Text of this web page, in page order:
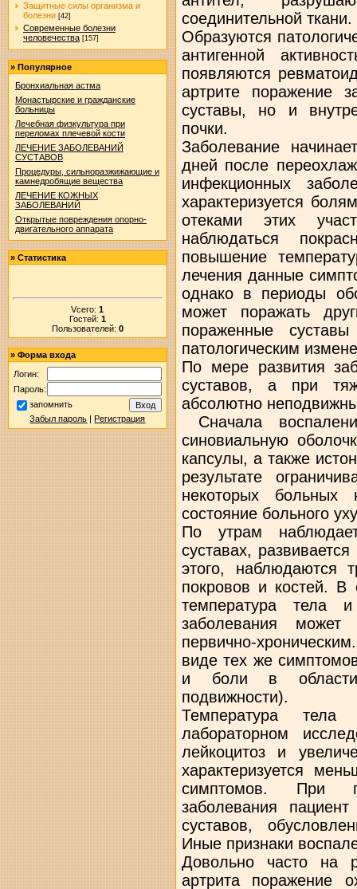
Защитные силы организма и
болезни [42]
Современные болезни
человечества [157]
» Популярное
Бронхиальная астма
Монастырские и гражданские
больницы
Лечебная физкультура при
переломах плечевой кости
ЛЕЧЕНИЕ ЗАБОЛЕВАНИЙ
СУСТАВОВ
Процедуры, сильноразжижающие и
камнедробящие вещества
ЛЕЧЕНИЕ КОЖНЫХ
ЗАБОЛЕВАНИЙ
Открытые повреждения опорно-
двигательного аппарата
» Статистика
Vсего:1
Гостей: 1
Пользователей: 0
» Форма входа
Логин:
Пароль:
запомнить
Забыл пароль |Регистрация
соединительной ткани.
Образуются
антигенной
появляются
артрите поражение
суставы, но и
почки.
Заболевание
дней после
инфекционных
характеризуется
отеками этих
наблюдаться
повышение
лечения данные
однако в периоды
может поражать
пораженные
патологическим
По мере развития
суставов, а при
абсолютно
Сначала
синовиальную
капсулы, а также
результате
некоторых больных
состояние больного
По утрам
суставах,
этого, наблюдаются
покровов и костей. В
температура тела
заболевания
первично-
виде тех же
и боли в области
подвижности).
Температура тела
лабораторном
лейкоцитоз и
характеризуется
симптомов. При
заболевания
суставов,
Иные признаки
Довольно часто на
артрита поражение